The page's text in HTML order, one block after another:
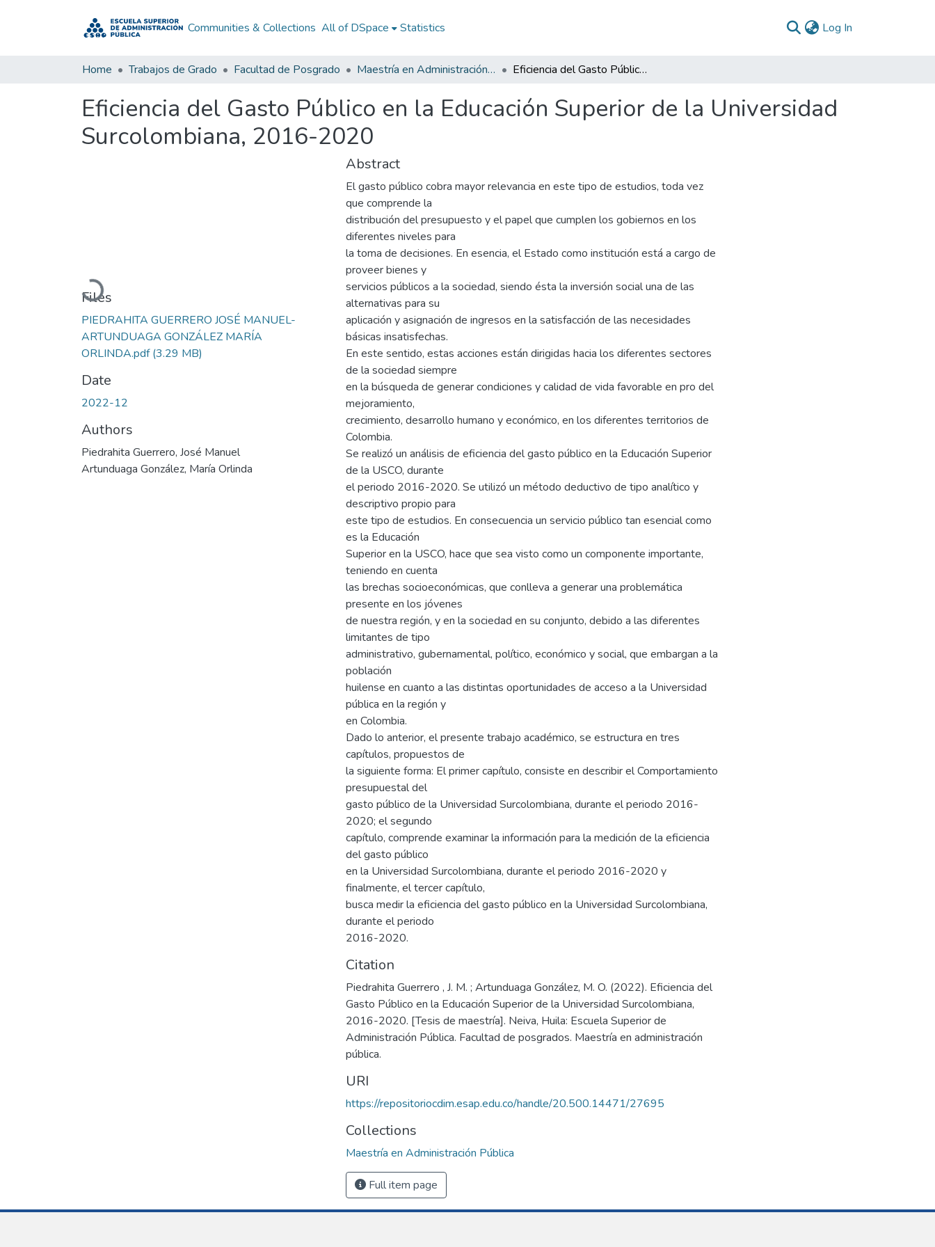
Communities & Collections All of DSpace Statistics Log In
Home Trabajos de Grado Facultad de Posgrado Maestría en Administración Pública Eficiencia del Gasto Público en la Educación Superior de la Universidad Surcolombiana, 2016-2020
Eficiencia del Gasto Público en la Educación Superior de la Universidad
Surcolombiana, 2016-2020
Loading...
Files
PIEDRAHITA GUERRERO JOSÉ MANUEL-
ARTUNDUAGA GONZÁLEZ MARÍA
ORLINDA.pdf(3.29 MB)
Date
2022-12
Authors
Piedrahita Guerrero, José Manuel
Artunduaga González, María Orlinda
Abstract
El gasto público cobra mayor relevancia en este tipo de estudios, toda vez
que comprende la
distribución del presupuesto y el papel que cumplen los gobiernos en los
diferentes niveles para
la toma de decisiones. En esencia, el Estado como institución está a cargo de
proveer bienes y
servicios públicos a la sociedad, siendo ésta la inversión social una de las
alternativas para su
aplicación y asignación de ingresos en la satisfacción de las necesidades
básicas insatisfechas.
En este sentido, estas acciones están dirigidas hacia los diferentes sectores
de la sociedad siempre
en la búsqueda de generar condiciones y calidad de vida favorable en pro del
mejoramiento,
crecimiento, desarrollo humano y económico, en los diferentes territorios de
Colombia.
Se realizó un análisis de eficiencia del gasto público en la Educación Superior
de la USCO, durante
el periodo 2016-2020. Se utilizó un método deductivo de tipo analítico y
descriptivo propio para
este tipo de estudios. En consecuencia un servicio público tan esencial como
es la Educación
Superior en la USCO, hace que sea visto como un componente importante,
teniendo en cuenta
las brechas socioeconómicas, que conlleva a generar una problemática
presente en los jóvenes
de nuestra región, y en la sociedad en su conjunto, debido a las diferentes
limitantes de tipo
administrativo, gubernamental, político, económico y social, que embargan a la
población
huilense en cuanto a las distintas oportunidades de acceso a la Universidad
pública en la región y
en Colombia.
Dado lo anterior, el presente trabajo académico, se estructura en tres
capítulos, propuestos de
la siguiente forma: El primer capítulo, consiste en describir el Comportamiento
presupuestal del
gasto público de la Universidad Surcolombiana, durante el periodo 2016-
2020; el segundo
capítulo, comprende examinar la información para la medición de la eficiencia
del gasto público
en la Universidad Surcolombiana, durante el periodo 2016-2020 y
finalmente, el tercer capítulo,
busca medir la eficiencia del gasto público en la Universidad Surcolombiana,
durante el periodo
2016-2020.
Citation
Piedrahita Guerrero , J. M. ; Artunduaga González, M. O. (2022). Eficiencia del
Gasto Público en la Educación Superior de la Universidad Surcolombiana,
2016-2020. [Tesis de maestría]. Neiva, Huila: Escuela Superior de
Administración Pública. Facultad de posgrados. Maestría en administración
pública.
URI
https://repositoriocdim.esap.edu.co/handle/20.500.14471/27695
Collections
Maestría en Administración Pública
Full item page